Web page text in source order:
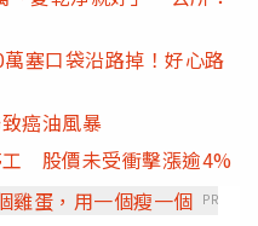
塞口袋沿路掉！好心路
癌油風暴
股價未受衝擊漲逾4%
雞蛋，用一個瘦一個 PR